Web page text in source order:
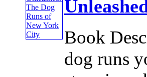
Book
dog runs